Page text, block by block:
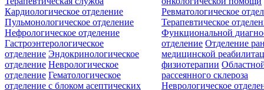
Кардиологическое отделение
Пульмонологическое отделение
Нефрологическое отделение
Гастроэнтерологическое
отделение Эндокринологическое
отделение Неврологическое
отделение Гематологическое
отделение c блоком асептических
Ревматологическое
Терапевтическое
Функциональной
отделение Отделение
медицинской
физиотерапии
рассеянного склероза
Неврологическое